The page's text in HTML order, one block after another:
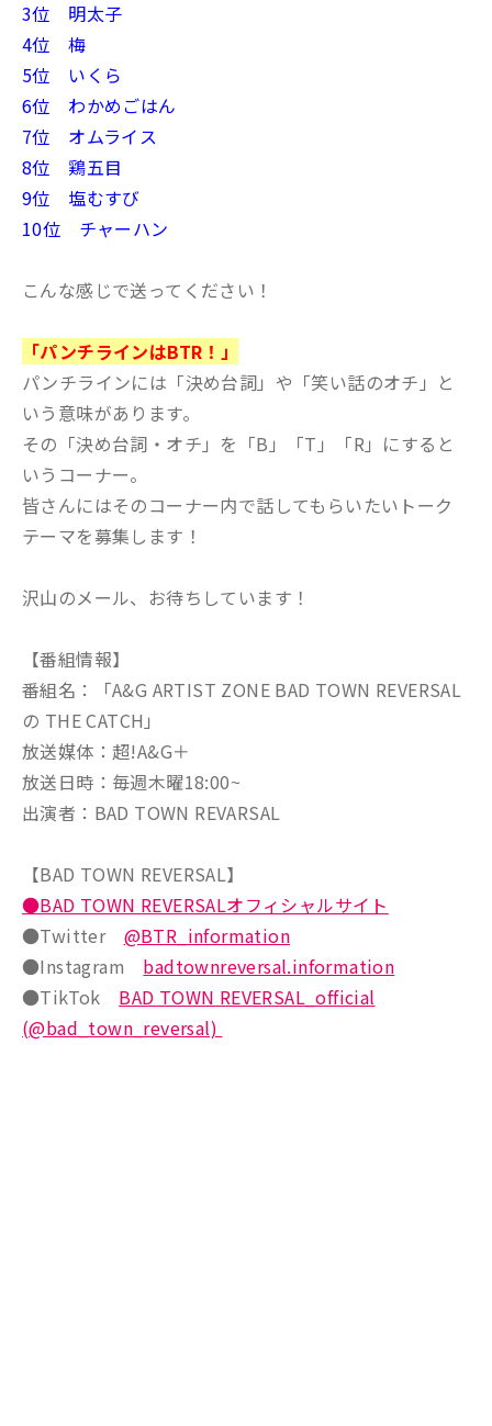
3位 明太子
4位 梅
5位 いくら
6位 わかめごはん
7位 オムライス
8位 鶏五目
9位 塩むすび
10位 チャーハン
こんな感じで送ってください！
「パンチラインはBTR！」
パンチラインには「決め台詞」や「笑い話のオチ」と
いう意味があります。
その「決め台詞・オチ」を「B」「T」「R」にすると
いうコーナー。
皆さんにはそのコーナー内で話してもらいたいトーク
テーマを募集します！
沢山のメール、お待ちしています！
【番組情報】
番組名：「A&G ARTIST ZONE BAD TOWN REVERSAL
の THE CATCH」
放送媒体：超!A&G＋
放送日時：毎週木曜18:00~
出演者：BAD TOWN REVARSAL
【BAD TOWN REVERSAL】
●BAD TOWN REVERSALオフィシャルサイト
●Twitter @BTR_information
●Instagram badtownreversal.information
●TikTok BAD TOWN REVERSAL_official
(@bad_town_reversal)